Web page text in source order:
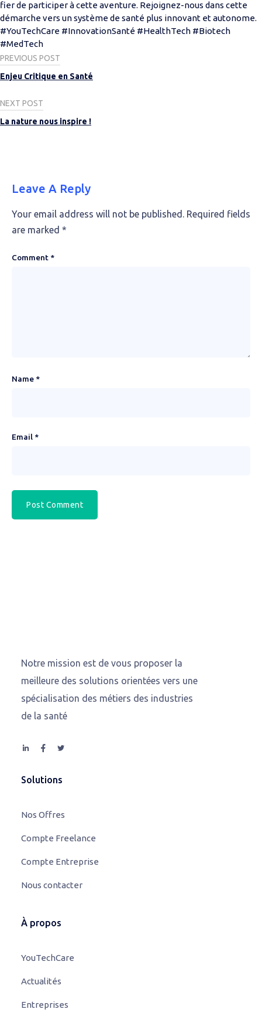
fier de participer à cette aventure. Rejoignez-nous dans cette
démarche vers un système de santé plus innovant et autonome.
#YouTechCare #InnovationSanté #HealthTech #Biotech
#MedTech
Post
navigation
PREVIOUS POST
Enjeu Critique en Santé
NEXT POST
La nature nous inspire !
Leave A Reply
Your email address will not be published. Required fields
are marked *
Comment *
Name *
Email *
Notre mission est de vous proposer la
meilleure des solutions orientées vers une
spécialisation des métiers des industries
de la santé
Solutions
Nos Offres
Compte Freelance
Compte Entreprise
Nous contacter
À propos
YouTechCare
Actualités
Entreprises